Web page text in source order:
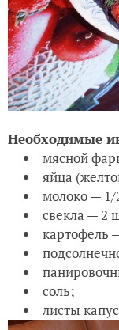
Необходимые
мясной
яйца
молоко — 1/
свекла — 2
картофель
соль;
листы